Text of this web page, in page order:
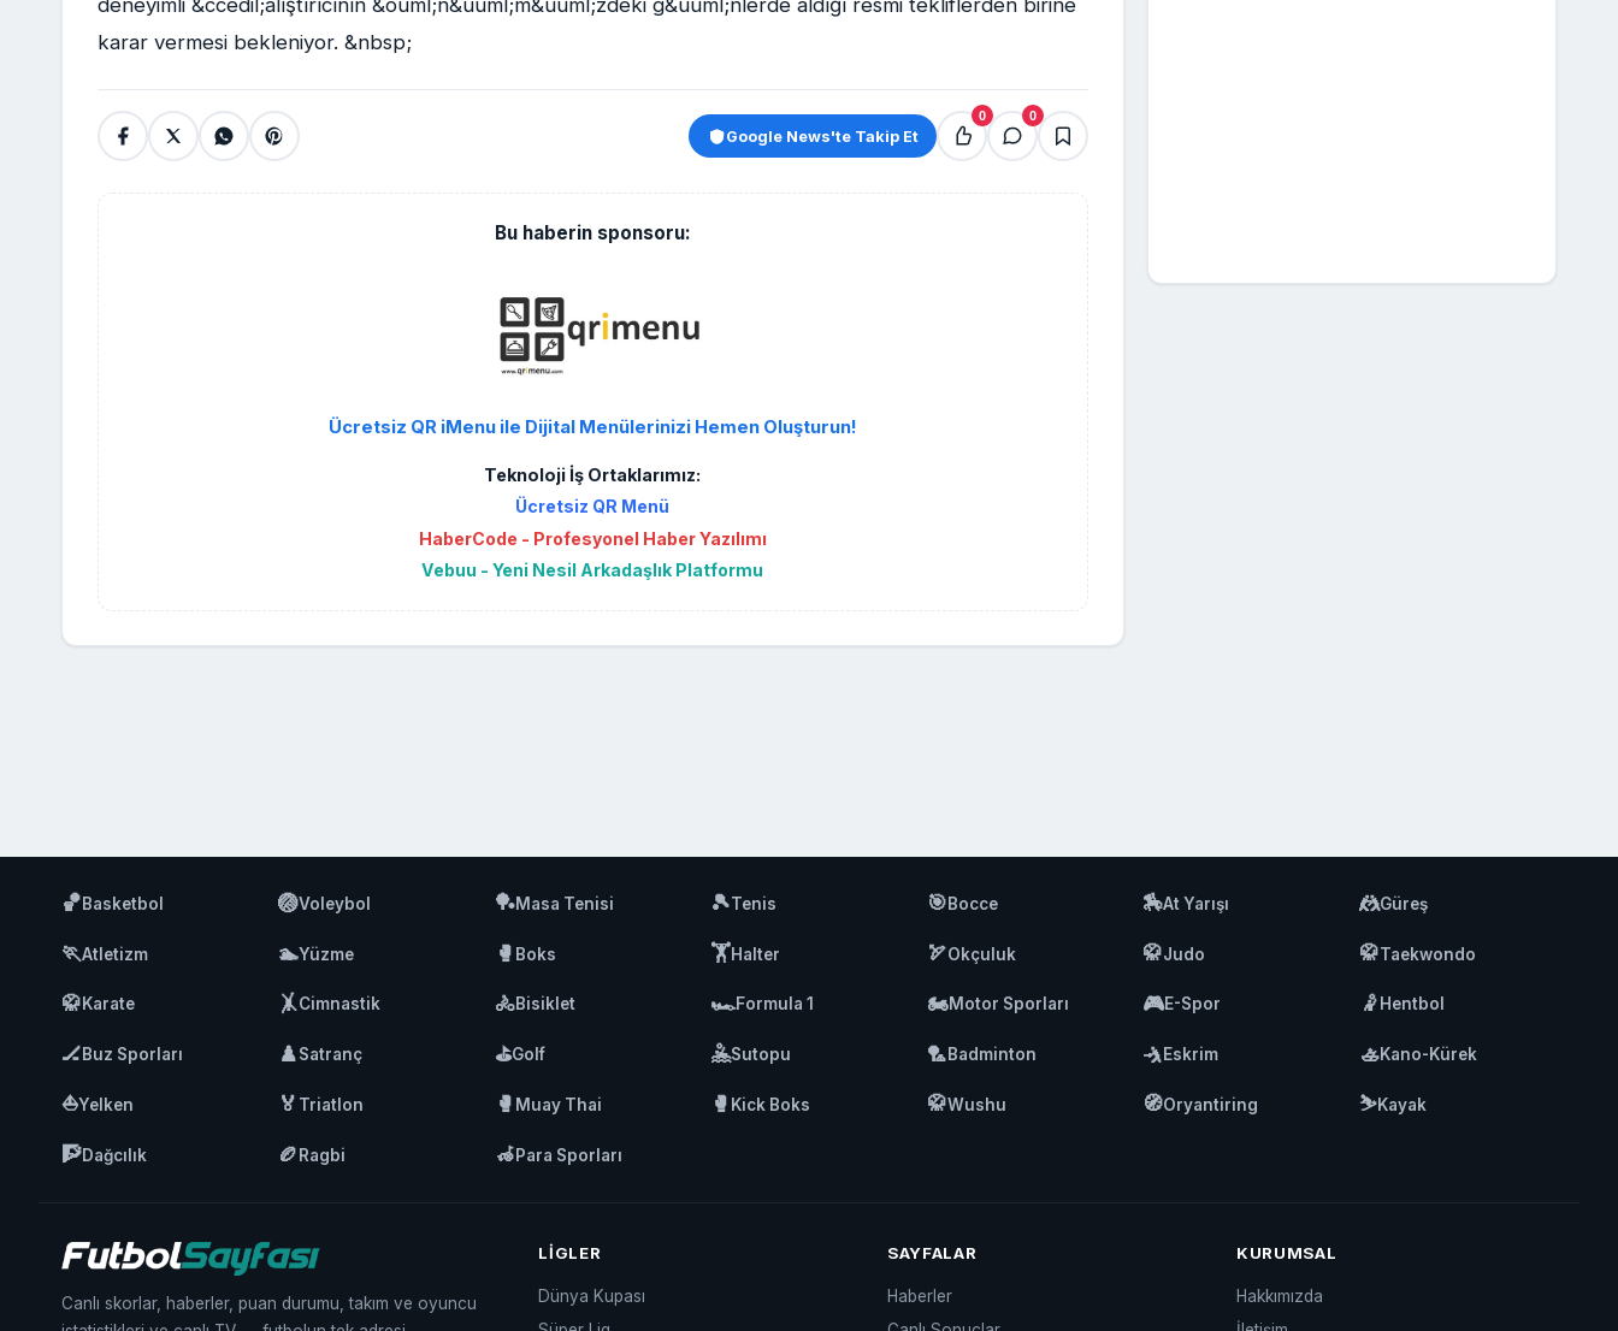
deneyimli &ccedil;alıştırıcının &ouml;n&uuml;m&uuml;zdeki g&uuml;nlerde aldığı resmi tekliflerden birine
karar vermesi bekleniyor. &nbsp;
Google News'te Takip Et
0 0
Bu haberin sponsoru:
Ücretsiz QR iMenu ile Dijital Menülerinizi Hemen Oluşturun!
Teknoloji İş Ortaklarımız:
Ücretsiz QR Menü
HaberCode - Profesyonel Haber Yazılımı
Vebuu - Yeni Nesil Arkadaşlık Platformu
🏀Basketbol 🏐Voleybol 🏓Masa Tenisi 🎾Tenis 🎯Bocce 🏇At Yarışı 🤼Güreş
🏃Atletizm 🏊Yüzme 🥊 Boks 🏋️Halter 🏹Okçuluk 🥋Judo 🥋Taekwondo
🥋Karate 🤸Cimnastik 🚴Bisiklet 🏎️Formula 1 🏍️Motor Sporları 🎮E-Spor 🤾 Hentbol
🏒Buz Sporları ♟️Satranç ⛳Golf 🤽Sutopu 🏸Badminton 🤺Eskrim 🚣Kano-Kürek
⛵Yelken 🏅 Triatlon 🥊 Muay Thai 🥊 Kick Boks 🥋Wushu 🧭Oryantiring ⛷️Kayak
🧗Dağcılık 🏉 Ragbi 🦽Para Sporları
Canlı skorlar, haberler, puan durumu, takım ve oyuncu
LIGLER
Dünya Kupası
SAYFALAR
Haberler
KURUMSAL
Hakkımızda